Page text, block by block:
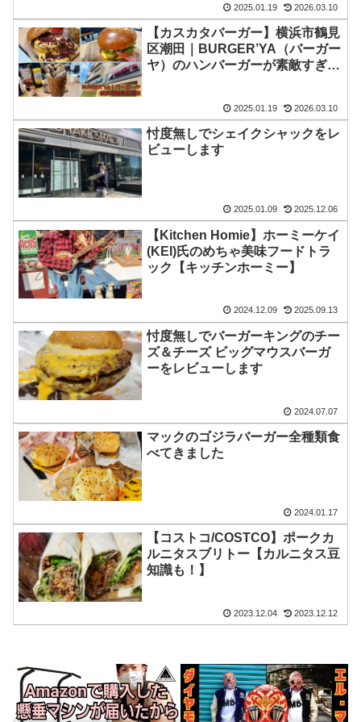
2025.01.19 2026.03.10
【カスカタバーガー】横浜市鶴見
区潮田｜BURGER’YA（バーガー
ヤ）のハンバーガーが素敵すぎ
2025.01.19 2026.03.10
忖度無しでシェイクシャックをレ
ビューします
2025.01.09 2025.12.06
【Kitchen Homie】ホーミーケイ
(KEI)氏のめちゃ美味フードトラ
ック【キッチンホーミー】
2024.12.09 2025.09.13
忖度無しでバーガーキングのチー
ズ＆チーズ ビッグマウスバーガ
ーをレビューします
2024.07.07
マックのゴジラバーガー全種類食
べてきました
2024.01.17
【コストコ/COSTCO】ポークカ
ルニタスブリトー【カルニタス豆
知識も！】
2023.12.04 2023.12.12